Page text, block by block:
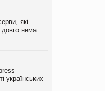
які
довго нема
українських